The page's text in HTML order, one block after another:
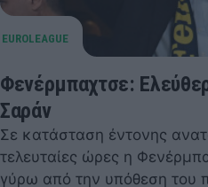
Φενέρμπαχτσε:
Σαράν
Σε κατάσταση έντονης
τελευταίες ώρες η
γύρω από την υπόθεση του